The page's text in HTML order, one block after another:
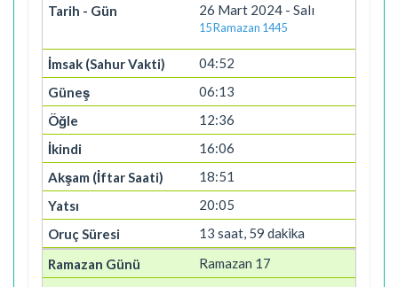
26 Mart 2024 - Salı
15 Ramazan 1445
04:52
06:13
12:36
16:06
18:51
20:05
13 saat, 59 dakika
Ramazan 17